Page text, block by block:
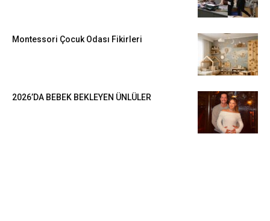
Montessori Çocuk Odası Fikirleri
2026’DA BEBEK BEKLEYEN ÜNLÜLER